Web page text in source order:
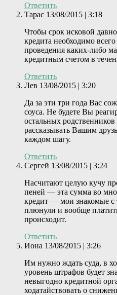
Ответить
Тарас 13/08/2015 | 3:18
Чтобы срок исковой
кредита необходимо
проведения каких-либо
кредитным счетом в
Ответить
Лев 13/08/2015 | 3:20
Да за эти три года Вас
соуса. Не будете Вы
остальных
рассказывать Вашим
каждом шагу.
Ответить
Сергей 13/08/2015 | 3:24
Насчитают целую кучу
пеней — эта сумма во
кредит — мои знакомые с
плюнули и вообще
происходит.
Ответить
Иона 13/08/2015 | 3:26
Им нужно ждать суда, в
уровень штрафов будет
невыгодно кредитной
ходатайствовать о